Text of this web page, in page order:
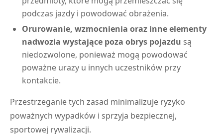
podczas jazdy i powodować obrażenia.
Orurowanie, wzmocnienia oraz inne elementy
nadwozia wystające poza obrys pojazdu są
niedozwolone, ponieważ mogą powodować
poważne urazy u innych uczestników przy
kontakcie.
Przestrzeganie tych zasad minimalizuje ryzyko
poważnych wypadków i sprzyja bezpiecznej,
sportowej rywalizacji.